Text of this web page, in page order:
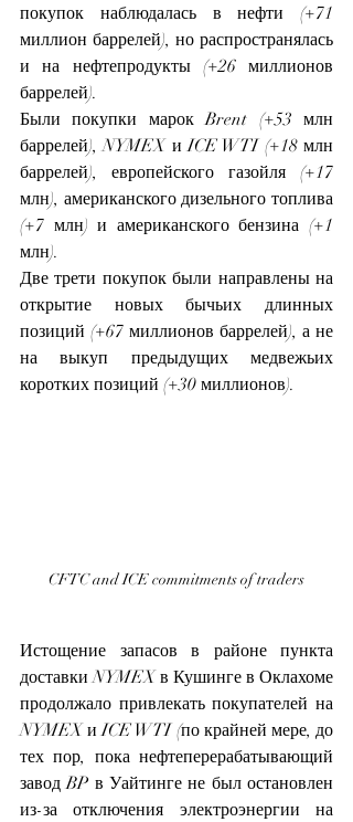
покупок наблюдалась в нефти (+71
миллион баррелей), но распространялась
и на нефтепродукты (+26 миллионов
баррелей).
Были покупки марок Brent (+53 млн
баррелей), NYMEX и ICE WTI (+18 млн
баррелей), европейского газойля (+17
млн), американского дизельного топлива
(+7 млн) и американского бензина (+1
млн).
Две трети покупок были направлены на
открытие новых бычьих длинных
позиций (+67 миллионов баррелей), а не
на выкуп предыдущих медвежьих
коротких позиций (+30 миллионов).
CFTC and ICE commitments of traders
Истощение запасов в районе пункта
доставки NYMEX в Кушинге в Оклахоме
продолжало привлекать покупателей на
NYMEX и ICE WTI (по крайней мере, до
тех пор, пока нефтеперерабатывающий
завод BP в Уайтинге не был остановлен
из-за отключения электроэнергии на